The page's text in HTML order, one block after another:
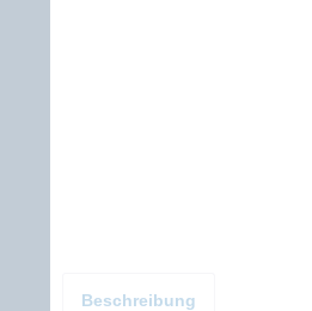
Beschreibung